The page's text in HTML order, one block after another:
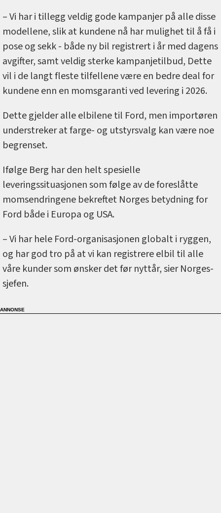
– Vi har i tillegg veldig gode kampanjer på alle disse
modellene, slik at kundene nå har mulighet til å få i
pose og sekk - både ny bil registrert i år med dagens
avgifter, samt veldig sterke kampanjetilbud, Dette
vil i de langt fleste tilfellene være en bedre deal for
kundene enn en momsgaranti ved levering i 2026.
Dette gjelder alle elbilene til Ford, men importøren
understreker at farge- og utstyrsvalg kan være noe
begrenset.
Ifølge Berg har den helt spesielle
leveringssituasjonen som følge av de foreslåtte
momsendringene bekreftet Norges betydning for
Ford både i Europa og USA.
– Vi har hele Ford-organisasjonen globalt i ryggen,
og har god tro på at vi kan registrere elbil til alle
våre kunder som ønsker det før nyttår, sier Norges-
sjefen.